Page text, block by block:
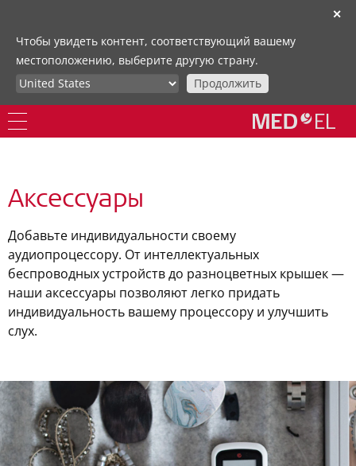
✕
Чтобы увидеть контент, соответствующий вашему
местоположению, выберите другую страну.
Продолжить
Аксессуары
Добавьте индивидуальности своему
аудиопроцессору. От интеллектуальных
беспроводных устройств до разноцветных крышек —
наши аксессуары позволяют легко придать
индивидуальность вашему процессору и улучшить
слух.